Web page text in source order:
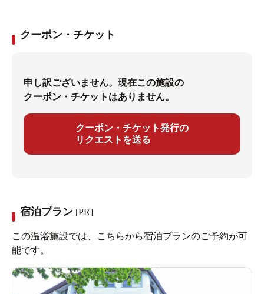
クーポン・チケット
申し訳ございません。現在この施設の
クーポン・チケットはありません。
クーポン・チケット発行の
リクエストを送る
宿泊プラン [PR]
この温浴施設では、こちらから宿泊プランのご予約が可
能です。